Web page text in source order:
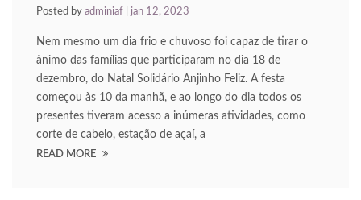
panel
panel
panel
panel
Posted by adminiaf jan 12, 2023
Nem mesmo um dia frio e chuvoso foi capaz de tirar o
ânimo das famílias que participaram no dia 18 de
dezembro, do Natal Solidário Anjinho Feliz. A festa
começou às 10 da manhã, e ao longo do dia todos os
presentes tiveram acesso a inúmeras atividades, como
corte de cabelo, estação de açaí, a
READ MORE